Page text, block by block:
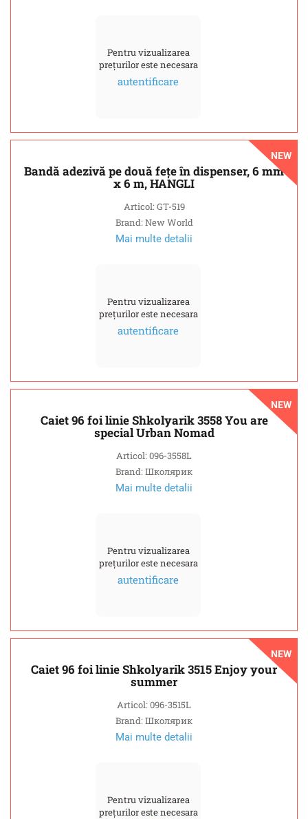
Pentru vizualizarea
prețurilor este necesara
autentificare
NEW
Bandă adezivă pe două fețe în dispenser, 6 mm
x 6 m, HANGLI
Articol: GT-519
Brand: New World
Mai multe detalii
Pentru vizualizarea
prețurilor este necesara
autentificare
NEW
Caiet 96 foi linie Shkolyarik 3558 You are
special Urban Nomad
Articol: 096-3558L
Brand: Школярик
Mai multe detalii
Pentru vizualizarea
prețurilor este necesara
autentificare
NEW
Caiet 96 foi linie Shkolyarik 3515 Enjoy your
summer
Articol: 096-3515L
Brand: Школярик
Mai multe detalii
Pentru vizualizarea
prețurilor este necesara